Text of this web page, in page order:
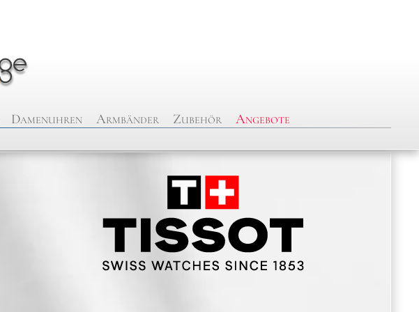
Damenuhren Armbänder Zubehör Angebote